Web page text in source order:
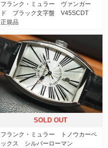
フランク・ミュラー ヴァンガー
ド ブラック文字盤 V45SCDT
正規品
SOLD OUT
フランク・ミュラー トノウカーベ
ックス シルバーローマン